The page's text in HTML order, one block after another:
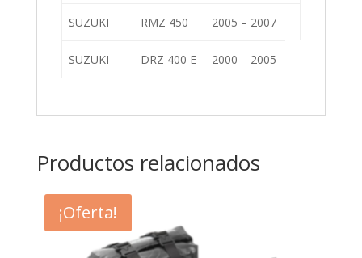
SUZUKI RMZ 450 2005 – 2007
SUZUKI DRZ 400 E 2000 – 2005
Productos relacionados
¡Oferta!